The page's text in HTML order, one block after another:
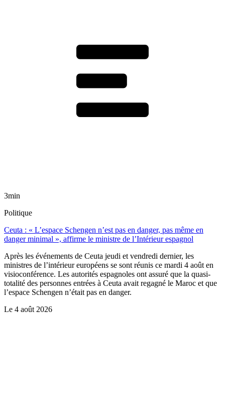
3min
Politique
Ceuta : « L’espace Schengen n’est pas en danger, pas même en
danger minimal », affirme le ministre de l’Intérieur espagnol
Après les événements de Ceuta jeudi et vendredi dernier, les
ministres de l’intérieur européens se sont réunis ce mardi 4 août en
visioconférence. Les autorités espagnoles ont assuré que la quasi-
totalité des personnes entrées à Ceuta avait regagné le Maroc et que
l’espace Schengen n’était pas en danger.
Le 4 août 2026